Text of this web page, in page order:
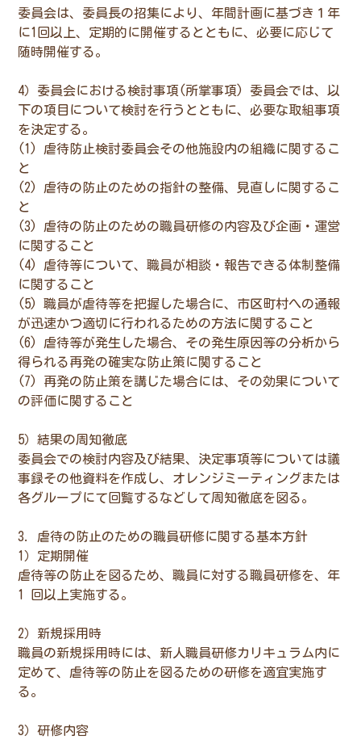
委員会は、委員長の招集により、年間計画に基づき１年
に1回以上、定期的に開催するとともに、必要に応じて
随時開催する。
4）委員会における検討事項(所掌事項) 委員会では、以
下の項目について検討を行うとともに、必要な取組事項
を決定する。
(1) 虐待防止検討委員会その他施設内の組織に関するこ
と
(2) 虐待の防止のための指針の整備、見直しに関するこ
と
(3) 虐待の防止のための職員研修の内容及び企画・運営
に関すること
(4) 虐待等について、職員が相談・報告できる体制整備
に関すること
(5) 職員が虐待等を把握した場合に、市区町村への通報
が迅速かつ適切に行われるための方法に関すること
(6) 虐待等が発生した場合、その発生原因等の分析から
得られる再発の確実な防止策に関すること
(7) 再発の防止策を講じた場合には、その効果について
の評価に関すること
5）結果の周知徹底
委員会での検討内容及び結果、決定事項等については議
事録その他資料を作成し、オレンジミーティングまたは
各グループにて回覧するなどして周知徹底を図る。
3. 虐待の防止のための職員研修に関する基本方針
1）定期開催
虐待等の防止を図るため、職員に対する職員研修を、年
1 回以上実施する。
2）新規採用時
職員の新規採用時には、新人職員研修カリキュラム内に
定めて、虐待等の防止を図るための研修を適宜実施す
る。
3）研修内容